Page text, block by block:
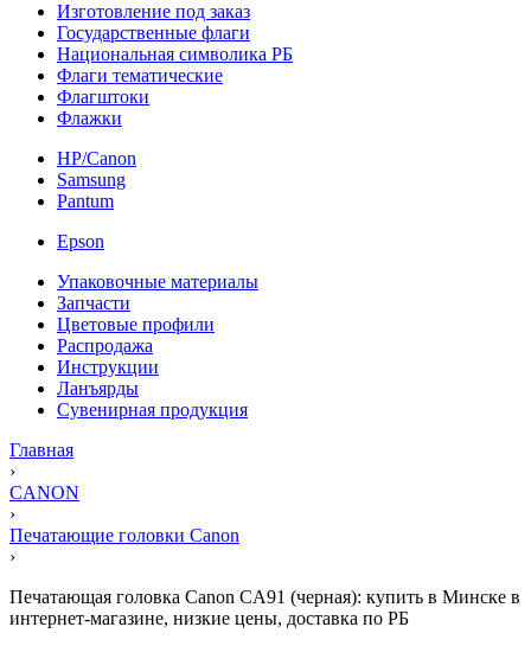
Изготовление под заказ
Государственные флаги
Национальная символика РБ
Флаги тематические
Флагштоки
Флажки
HP/Canon
Samsung
Pantum
Epson
Упаковочные материалы
Запчасти
Цветовые профили
Распродажа
Инструкции
Ланъярды
Сувенирная продукция
Главная
›
CANON
›
Печатающие головки Canon
›
Печатающая головка Canon CA91 (черная): купить в Минске в
интернет-магазине, низкие цены, доставка по РБ